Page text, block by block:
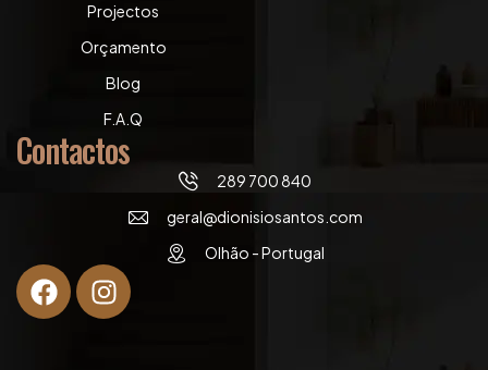
Projectos
Orçamento
Blog
F.A.Q
Contactos
289 700 840
geral@dionisiosantos.com
Olhão - Portugal